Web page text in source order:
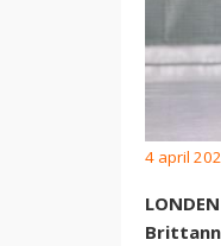
4 april